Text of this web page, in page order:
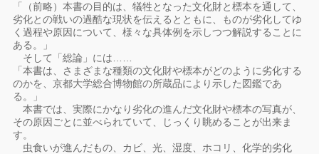
「（前略）本書の目的は、犠牲となった文化財と標本を通して、
劣化との戦いの過酷な現状を伝えるとともに、ものが劣化してゆ
く過程や原因について、様々な具体例を示しつつ解説することに
ある。」
そして「総論」には……
「本書は、さまざまな種類の文化財や標本がどのように劣化する
のかを、京都大学総合博物館の所蔵品により示した図鑑であ
る。」
本書では、実際にかなり劣化の進んだ文化財や標本の写真が、
その原因ごとに並べられていて、じっくり眺めることが出来ま
す。
虫食いが進んだもの、カビ、光、湿度、ホコリ、化学的劣化